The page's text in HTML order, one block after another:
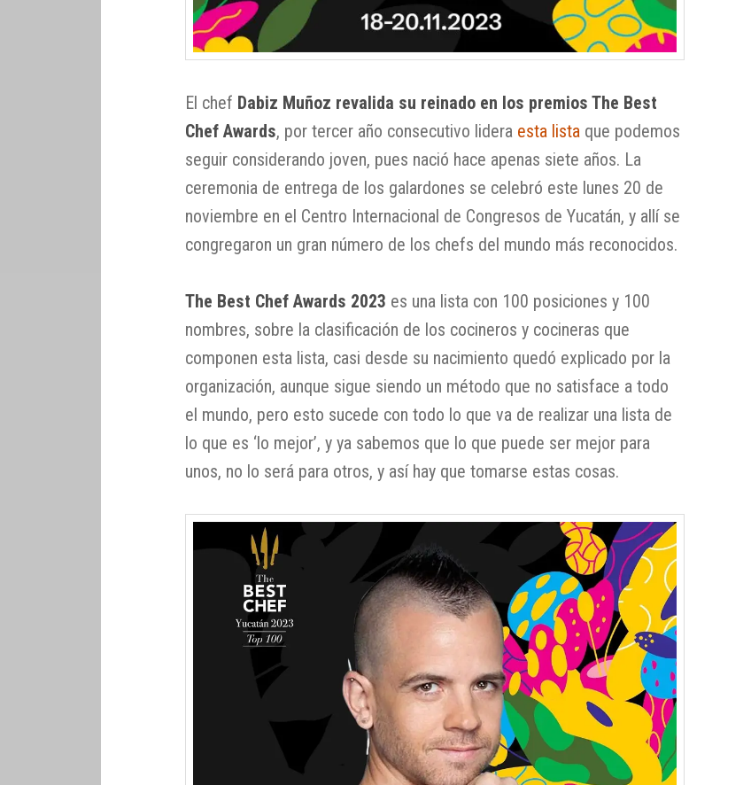
El chef Dabiz Muñoz revalida su reinado en los premios The Best
Chef Awards, por tercer año consecutivo lidera esta lista que podemos
seguir considerando joven, pues nació hace apenas siete años. La
ceremonia de entrega de los galardones se celebró este lunes 20 de
noviembre en el Centro Internacional de Congresos de Yucatán, y allí se
congregaron un gran número de los chefs del mundo más reconocidos.
The Best Chef Awards 2023 es una lista con 100 posiciones y 100
nombres, sobre la clasificación de los cocineros y cocineras que
componen esta lista, casi desde su nacimiento quedó explicado por la
organización, aunque sigue siendo un método que no satisface a todo
el mundo, pero esto sucede con todo lo que va de realizar una lista de
lo que es ‘lo mejor’, y ya sabemos que lo que puede ser mejor para
unos, no lo será para otros, y así hay que tomarse estas cosas.